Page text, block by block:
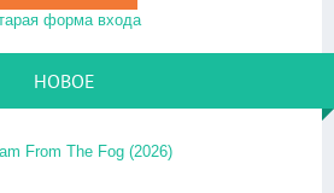
форма входа
НОВОЕ
From The Fog (2026)